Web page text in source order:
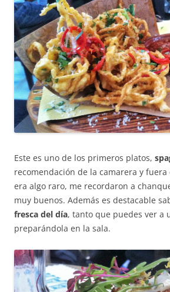
Este es uno de los primeros platos,
recomendación de la camarera y fuera
era algo raro, me recordaron a
muy buenos. Además es destacable
fresca del día, tanto que puedes ver a
preparándola en la sala.